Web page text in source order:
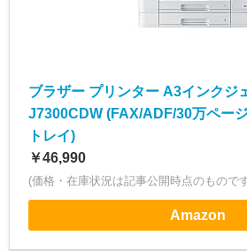
ブラザー プリンター A3インクジ
J7300CDW (FAX/ADF/30万ペー
トレイ)
￥46,990
(価格・在庫状況は記事公開時点のもので
Amazon